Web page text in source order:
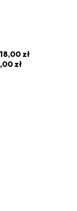
18,00 zł
zł